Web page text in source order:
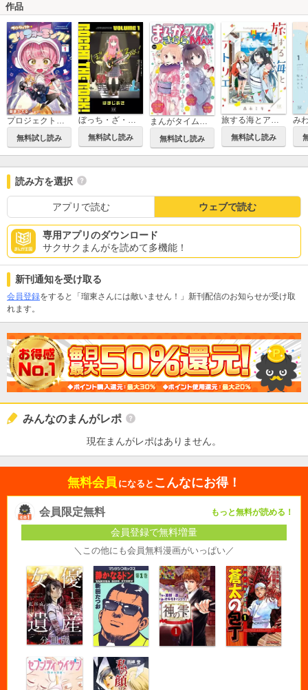
作品
無料試し読み
ぼっち・ざ・ろっく！
無料試し読み
まんがタイムきららMAX
無料試し読み
旅する海とアトリエ
無料試し読み
読み方を選択
アプリで読む ウェブで読む
専用アプリのダウンロード
サクサクまんがを読めて多機能！
新刊通知を受け取る
会員登録をすると「瑠東さんには敵いません！」新刊配信のお知らせが受け取
れます。
みんなのまんがレポ
現在まんがレポはありません。
無料会員 になると こんなにお得！
会員限定無料 もっと無料が読める！
会員登録で無料増量
＼この他にも会員無料漫画がいっぱい／